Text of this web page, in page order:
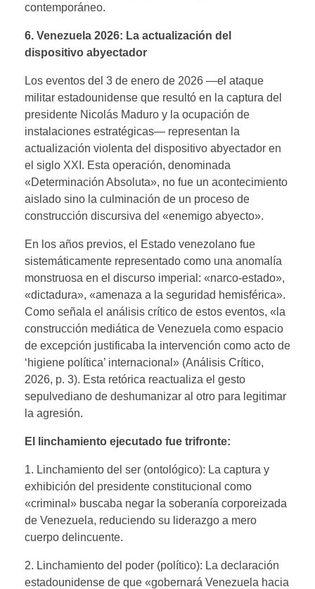
contemporáneo.
6. Venezuela 2026: La actualización del
dispositivo abyectador
Los eventos del 3 de enero de 2026 —el ataque
militar estadounidense que resultó en la captura del
presidente Nicolás Maduro y la ocupación de
instalaciones estratégicas— representan la
actualización violenta del dispositivo abyectador en
el siglo XXI. Esta operación, denominada
«Determinación Absoluta», no fue un acontecimiento
aislado sino la culminación de un proceso de
construcción discursiva del «enemigo abyecto».
En los años previos, el Estado venezolano fue
sistemáticamente representado como una anomalía
monstruosa en el discurso imperial: «narco-estado»,
«dictadura», «amenaza a la seguridad hemisférica».
Como señala el análisis crítico de estos eventos, «la
construcción mediática de Venezuela como espacio
de excepción justificaba la intervención como acto de
‘higiene política’ internacional» (Análisis Crítico,
2026, p. 3). Esta retórica reactualiza el gesto
sepulvediano de deshumanizar al otro para legitimar
la agresión.
El linchamiento ejecutado fue trifronte:
1. Linchamiento del ser (ontológico): La captura y
exhibición del presidente constitucional como
«criminal» buscaba negar la soberanía corporeizada
de Venezuela, reduciendo su liderazgo a mero
cuerpo delincuente.
2. Linchamiento del poder (político): La declaración
estadounidense de que «gobernará Venezuela hacia